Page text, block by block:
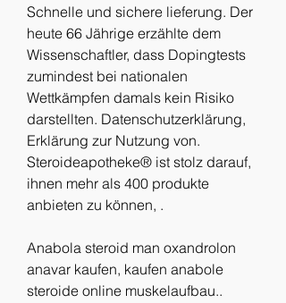
Schnelle und sichere lieferung. Der
heute 66 Jährige erzählte dem
Wissenschaftler, dass Dopingtests
zumindest bei nationalen
Wettkämpfen damals kein Risiko
darstellten. Datenschutzerklärung,
Erklärung zur Nutzung von.
Steroideapotheke® ist stolz darauf,
ihnen mehr als 400 produkte
anbieten zu können, .
Anabola steroid man oxandrolon
anavar kaufen, kaufen anabole
steroide online muskelaufbau..